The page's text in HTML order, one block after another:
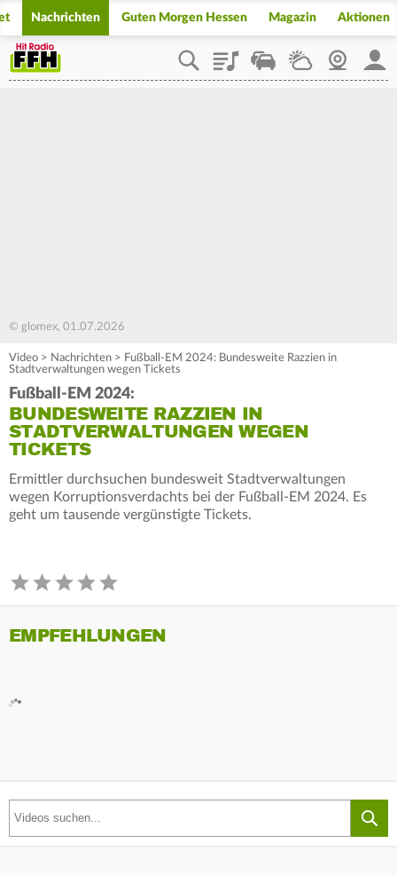
Nachrichten Guten Morgen Hessen Magazin Aktionen
PlaylistStaupilotWetterWebcam
© glomex, 01.07.2026
Video > Nachrichten > Fußball-EM 2024: Bundesweite Razzien in
Stadtverwaltungen wegen Tickets
Fußball-EM 2024:
BUNDESWEITE RAZZIEN IN
STADTVERWALTUNGEN WEGEN
TICKETS
Ermittler durchsuchen bundesweit Stadtverwaltungen
wegen Korruptionsverdachts bei der Fußball-EM 2024. Es
geht um tausende vergünstigte Tickets.
EMPFEHLUNGEN